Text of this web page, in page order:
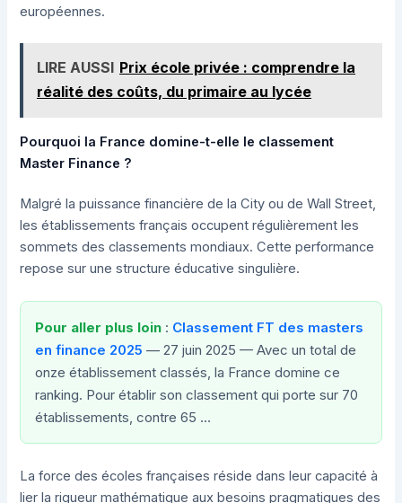
européennes.
LIRE AUSSI Prix école privée : comprendre la
réalité des coûts, du primaire au lycée
Pourquoi la France domine-t-elle le classement
Master Finance ?
Malgré la puissance financière de la City ou de Wall Street,
les établissements français occupent régulièrement les
sommets des classements mondiaux. Cette performance
repose sur une structure éducative singulière.
Pour aller plus loin : Classement FT des masters
en finance 2025 — 27 juin 2025 — Avec un total de
onze établissement classés, la France domine ce
ranking. Pour établir son classement qui porte sur 70
établissements, contre 65 …
La force des écoles françaises réside dans leur capacité à
lier la rigueur mathématique aux besoins pragmatiques des